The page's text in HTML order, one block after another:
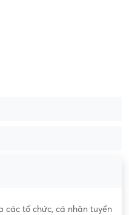
các tổ chức, cá nhân tuyển